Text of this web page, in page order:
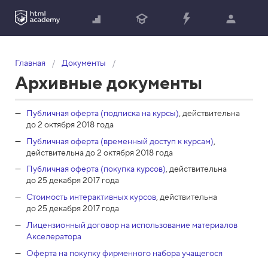
Главная Документы
Архивные документы
Публичная оферта (подписка на курсы), действительна
до 2 октября 2018 года
Публичная оферта (временный доступ к курсам),
действительна до 2 октября 2018 года
Публичная оферта (покупка курсов), действительна
до 25 декабря 2017 года
Стоимость интерактивных курсов, действительна
до 25 декабря 2017 года
Лицензионный договор на использование материалов
Акселератора
Оферта на покупку фирменного набора учащегося